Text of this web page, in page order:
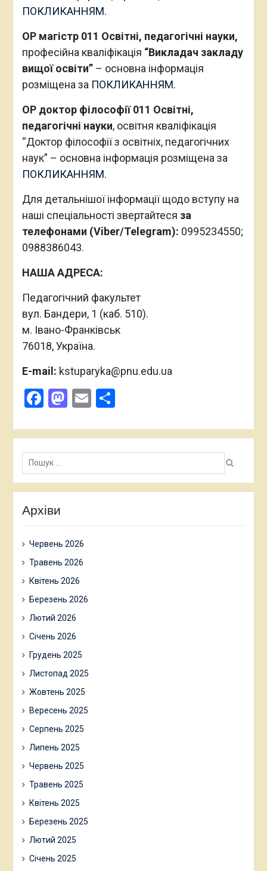
ПОКЛИКАННЯМ.
ОР магістр 011 Освітні, педагогічні науки,
професійна кваліфікація “Викладач закладу
вищої освіти” – основна інформація
розміщена за ПОКЛИКАННЯМ.
ОР доктор філософії 011 Освітні,
педагогічні науки, освітня кваліфікація
“Доктор філософії з освітніх, педагогічних
наук” – основна інформація розміщена за
ПОКЛИКАННЯМ.
Для детальнішої інформації щодо вступу на
наші спеціальності звертайтеся за
телефонами (Viber/Telegram): 0995234550;
0988386043.
НАША АДРЕСА:
Педагогічний факультет
вул. Бандери, 1 (каб. 510).
м. Івано-Франківськ
76018, Україна.
E-mail: kstuparyka@pnu.edu.ua
Facebook
Mastodon
EmailПоділитися
Пошук:
Архіви
Червень 2026
Травень 2026
Квітень 2026
Березень 2026
Лютий 2026
Січень 2026
Грудень 2025
Листопад 2025
Жовтень 2025
Вересень 2025
Серпень 2025
Липень 2025
Червень 2025
Травень 2025
Квітень 2025
Березень 2025
Лютий 2025
Січень 2025